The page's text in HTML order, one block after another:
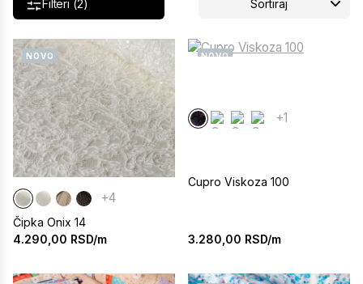
Filteri (2) Sortiraj
NOVO
+4
Čipka Onix 14
4.290,00 RSD/m
NOVO
+1
Cupro Viskoza 100
3.280,00 RSD/m